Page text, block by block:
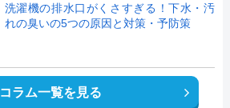
洗濯機の排水口がくさすぎる！下水・汚
れの臭いの5つの原因と対策・予防策
コラム一覧を見る